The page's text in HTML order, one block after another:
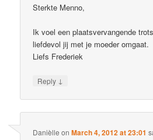
Sterkte Menno,
Ik voel een plaatsvervangende
liefdevol jij met je moeder omgaat.
Liefs Frederiek
Reply ↓
Danièlle onMarch 4, 2012 at 23:01